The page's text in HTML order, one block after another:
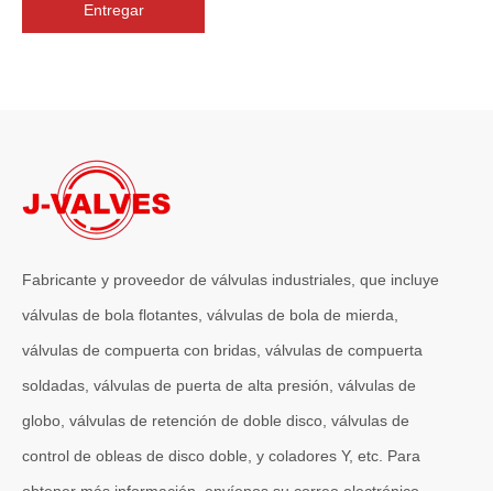
Entregar
Fabricante y proveedor de válvulas industriales, que incluye
válvulas de bola flotantes, válvulas de bola de mierda,
válvulas de compuerta con bridas, válvulas de compuerta
soldadas, válvulas de puerta de alta presión, válvulas de
globo, válvulas de retención de doble disco, válvulas de
control de obleas de disco doble, y coladores Y, etc. Para